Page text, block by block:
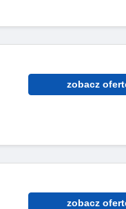
zobacz
zobacz